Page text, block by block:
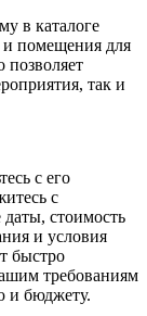
в каталоге
и помещения для
позволяет
так и
с его
с
стоимость
и условия
быстро
требованиям
и бюджету.